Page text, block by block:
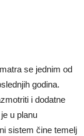
se jednim od
godina.
i dodatne
u planu
sistem čine temelj